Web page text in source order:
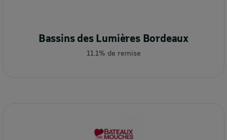
Bassins des Lumières Bordeaux
11.1% de remise